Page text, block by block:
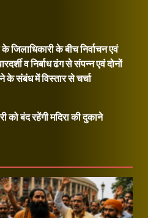
जिलाधिकारी के बीच निर्वाचन एवं
व निर्बाध ढंग से संपन्न एवं दोनों
के संबंध में विस्तार से चर्चा
बंद रहेंगी मदिरा की दुकाने